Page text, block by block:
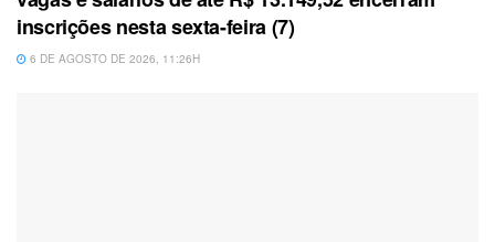
inscrições nesta sexta-feira (7)
6 DE AGOSTO DE 2026, 11:26H